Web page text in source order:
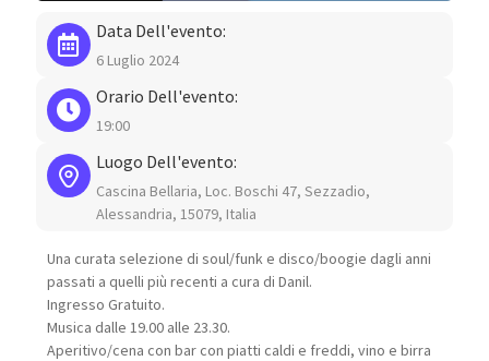
Data Dell'evento:
6 Luglio 2024
Orario Dell'evento:
19:00
Luogo Dell'evento:
Cascina Bellaria, Loc. Boschi 47, Sezzadio,
Alessandria, 15079, Italia
Una curata selezione di soul/funk e disco/boogie dagli anni
passati a quelli più recenti a cura di Danil.
Ingresso Gratuito.
Musica dalle 19.00 alle 23.30.
Aperitivo/cena con bar con piatti caldi e freddi, vino e birra